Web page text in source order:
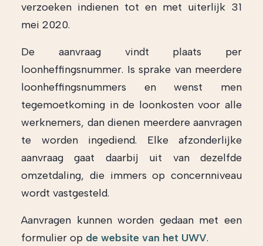
verzoeken indienen tot en met uiterlijk 31
mei 2020.
De aanvraag vindt plaats per
loonheffingsnummer. Is sprake van meerdere
loonheffingsnummers en wenst men
tegemoetkoming in de loonkosten voor alle
werknemers, dan dienen meerdere aanvragen
te worden ingediend. Elke afzonderlijke
aanvraag gaat daarbij uit van dezelfde
omzetdaling, die immers op concernniveau
wordt vastgesteld.
Aanvragen kunnen worden gedaan met een
formulier op de website van het UWV.